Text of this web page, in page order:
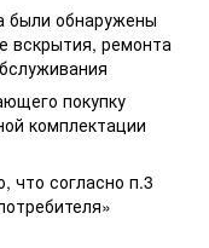
были обнаружены
вскрытия, ремонта
покупку
комплектации
что согласно п.3